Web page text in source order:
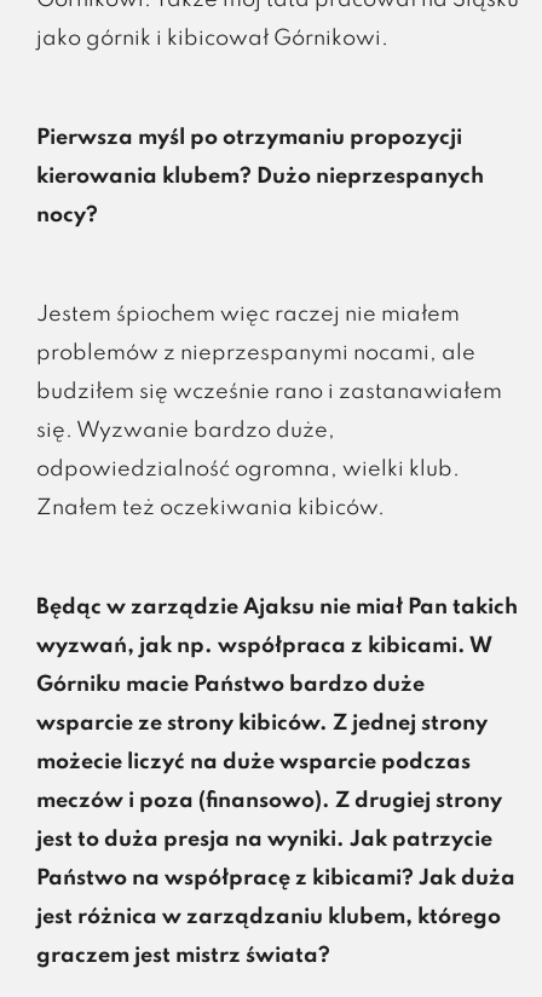
jako górnik i kibicował Górnikowi.
Pierwsza myśl po otrzymaniu propozycji
kierowania klubem? Dużo nieprzespanych
nocy?
Jestem śpiochem więc raczej nie miałem
problemów z nieprzespanymi nocami, ale
budziłem się wcześnie rano i zastanawiałem
się. Wyzwanie bardzo duże,
odpowiedzialność ogromna, wielki klub.
Znałem też oczekiwania kibiców.
Będąc w zarządzie Ajaksu nie miał Pan takich
wyzwań, jak np. współpraca z kibicami. W
Górniku macie Państwo bardzo duże
wsparcie ze strony kibiców. Z jednej strony
możecie liczyć na duże wsparcie podczas
meczów i poza (finansowo). Z drugiej strony
jest to duża presja na wyniki. Jak patrzycie
Państwo na współpracę z kibicami? Jak duża
jest różnica w zarządzaniu klubem, którego
graczem jest mistrz świata?